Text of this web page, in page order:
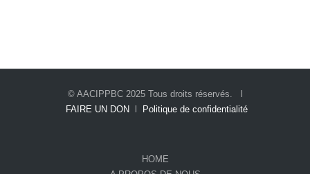
© AACIPPBC 2025 Tous droits réservés. l
FAIRE UN DON
Politique de confidentialité
HOME